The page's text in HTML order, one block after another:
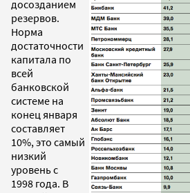
досозданием
резервов.
Норма
достаточности
капитала по
всей
банковской
системе на
конец января
составляет
10%, это самый
низкий
уровень с
1998 года. В